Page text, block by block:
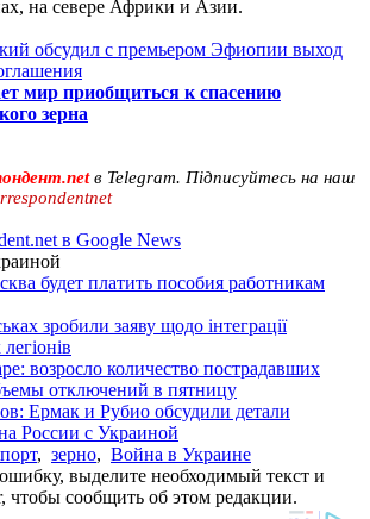
на севере Африки и Азии.
обсудил с премьером Эфиопии выход
мир приобщиться к спасению
зерна
в Telegram. Підписуйтесь на наш
в Google News
будет платить пособия работникам
зробили заяву щодо інтеграції
возросло количество пострадавших
отключений в пятницу
Ермак и Рубио обсудили детали
России с Украиной
, зерно, Война в Украине
выделите необходимый текст и
чтобы сообщить об этом редакции.